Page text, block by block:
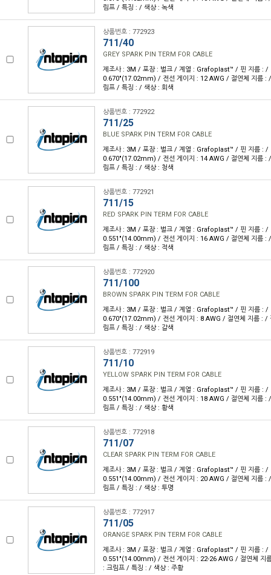
림프 / 특징 : / 색상 : 녹색
상품번호 : 772923
711/40
GREY SPARK PIN TERM FOR CABLE
제조사 : 3M / 포장 : 벌크 / 계열 : Grafoplast™ / 핀 지름 : /
0.670"(17.02mm) / 전선 게이지 : 12 AWG / 절연체 지름 :
림프 / 특징 : / 색상 : 회색
상품번호 : 772922
711/25
BLUE SPARK PIN TERM FOR CABLE
제조사 : 3M / 포장 : 벌크 / 계열 : Grafoplast™ / 핀 지름 : /
0.670"(17.02mm) / 전선 게이지 : 14 AWG / 절연체 지름 :
림프 / 특징 : / 색상 : 청색
상품번호 : 772921
711/15
RED SPARK PIN TERM FOR CABLE
제조사 : 3M / 포장 : 벌크 / 계열 : Grafoplast™ / 핀 지름 : /
0.551"(14.00mm) / 전선 게이지 : 16 AWG / 절연체 지름 :
림프 / 특징 : / 색상 : 적색
상품번호 : 772920
711/100
BROWN SPARK PIN TERM FOR CABLE
제조사 : 3M / 포장 : 벌크 / 계열 : Grafoplast™ / 핀 지름 : /
0.670"(17.02mm) / 전선 게이지 : 8 AWG / 절연체 지름 : /
림프 / 특징 : / 색상 : 갈색
상품번호 : 772919
711/10
YELLOW SPARK PIN TERM FOR CABLE
제조사 : 3M / 포장 : 벌크 / 계열 : Grafoplast™ / 핀 지름 : /
0.551"(14.00mm) / 전선 게이지 : 18 AWG / 절연체 지름 :
림프 / 특징 : / 색상 : 황색
상품번호 : 772918
711/07
CLEAR SPARK PIN TERM FOR CABLE
제조사 : 3M / 포장 : 벌크 / 계열 : Grafoplast™ / 핀 지름 : /
0.551"(14.00mm) / 전선 게이지 : 20 AWG / 절연체 지름 :
림프 / 특징 : / 색상 : 투명
상품번호 : 772917
711/05
ORANGE SPARK PIN TERM FOR CABLE
제조사 : 3M / 포장 : 벌크 / 계열 : Grafoplast™ / 핀 지름 : /
0.551"(14.00mm) / 전선 게이지 : 22-26 AWG / 절연체 지
: 크림프 / 특징 : / 색상 : 주황